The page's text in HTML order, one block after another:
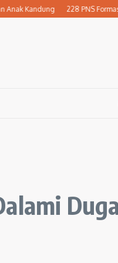
Kandung 228 PNS Formasi